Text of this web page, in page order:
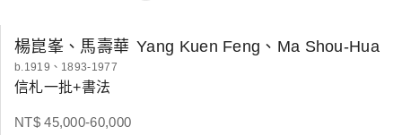
楊崑峯、馬壽華 Yang Kuen Feng、Ma Shou-Hua
b.1919、1893-1977
信札一批+書法
NT$ 45,000-60,000